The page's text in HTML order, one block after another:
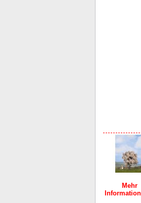
Mehr